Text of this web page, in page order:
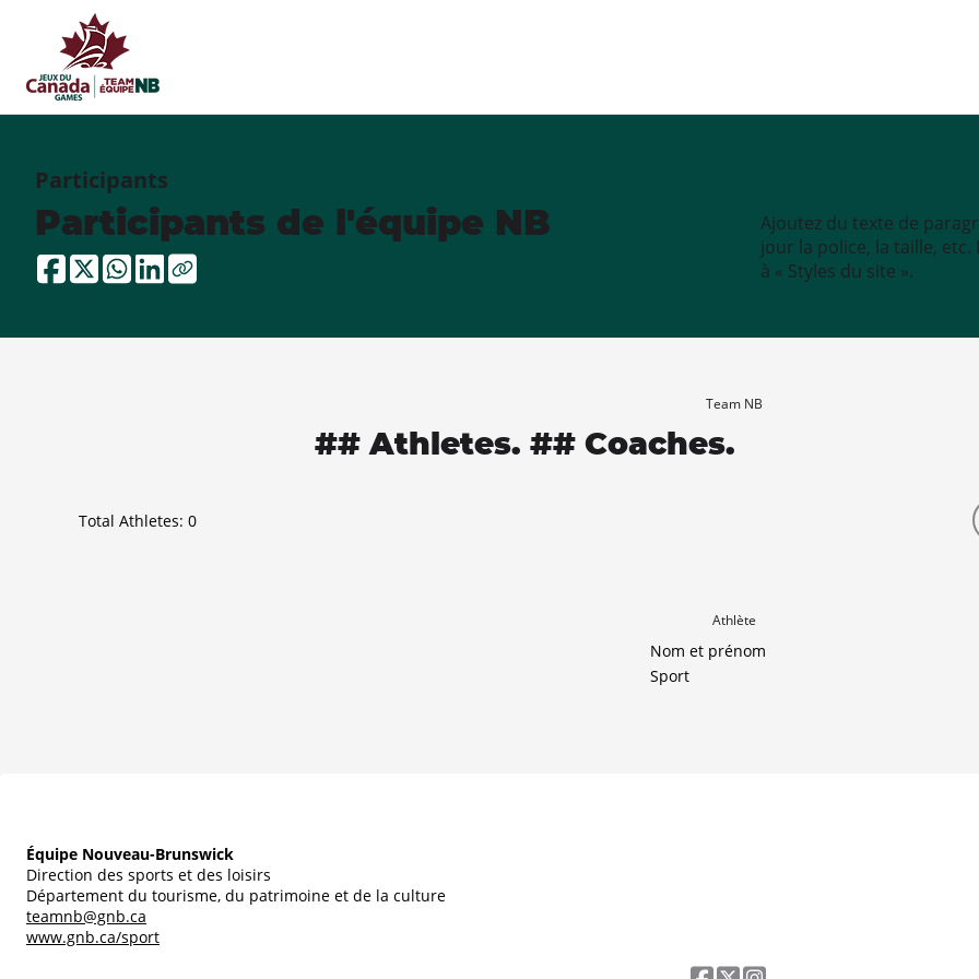
Participants
Participants de l'équipe NB
Ajoutez du texte de
jour la police, la taille,
à « Styles du site ».
Team NB
## Athletes. ## Coaches.
Total Athletes: 0
Athlète
Nom et prénom
Sport
Équipe Nouveau-Brunswick
Direction des sports et des loisirs
Département du tourisme, du patrimoine et de la culture
teamnb@gnb.ca
www.gnb.ca/sport